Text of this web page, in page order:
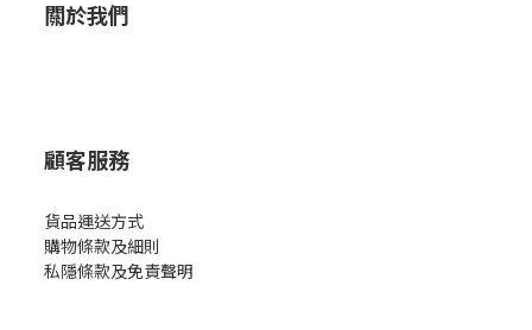
關於我們
顧客服務
貨品運送方式
購物條款及細則
私隱條款及免責聲明